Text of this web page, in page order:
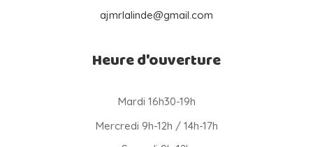
ajmrlalinde@gmail.com
Heure d'ouverture
Mardi 16h30-19h
Mercredi 9h-12h / 14h-17h